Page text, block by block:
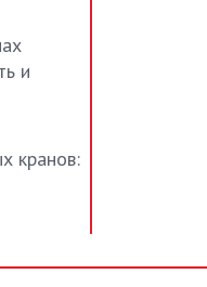
и
кранов: